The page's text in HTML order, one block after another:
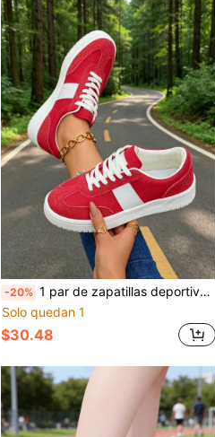
-20% 1 par de zapatillas deportivas casuales de punta redonda para mujer, moda, planas, con cordones, cómodas y versátiles, zapatos deportivos blancos para mujer
Solo quedan 1
$30.48